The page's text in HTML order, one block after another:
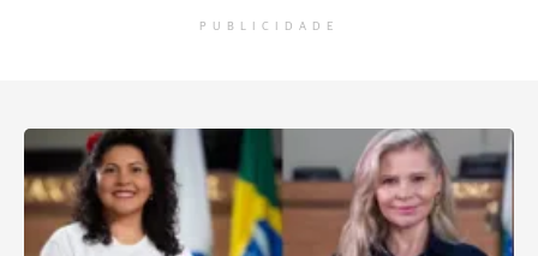
PUBLICIDADE